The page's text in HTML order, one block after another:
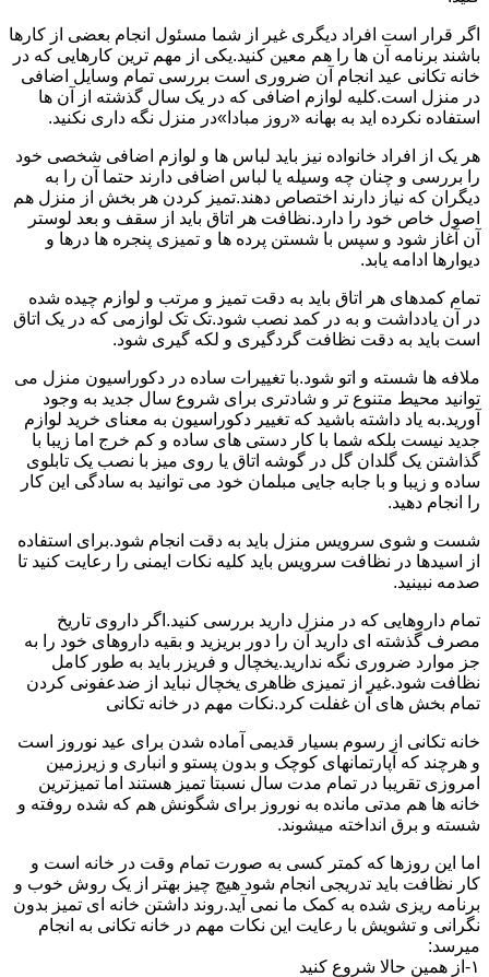
اگر قرار است افراد دیگری غیر از شما مسئول انجام بعضی از کارها
باشند برنامه آن ها را هم معین کنید.یکی از مهم ترین کارهایی که در
خانه تکانی عید انجام آن ضروری است بررسی تمام وسایل اضافی
در منزل است.کلیه لوازم اضافی که در یک سال گذشته از آن ها
استفاده نکرده اید به بهانه «روز مبادا»در منزل نگه داری نکنید.
هر یک از افراد خانواده نیز باید لباس ها و لوازم اضافی شخصی خود
را بررسی و چنان چه وسیله یا لباس اضافی دارند حتما آن را به
دیگران که نیاز دارند اختصاص دهند.تمیز کردن هر بخش از منزل هم
اصول خاص خود را دارد.نظافت هر اتاق باید از سقف و بعد لوستر
آن آغاز شود و سپس با شستن پرده ها و تمیزی پنجره ها درها و
دیوارها ادامه یابد.
تمام کمدهای هر اتاق باید به دقت تمیز و مرتب و لوازم چیده شده
در آن یادداشت و به در کمد نصب شود.تک تک لوازمی که در یک اتاق
است باید به دقت نظافت گردگیری و لکه گیری شود.
ملافه ها شسته و اتو شود.با تغییرات ساده در دکوراسیون منزل می
توانید محیط متنوع تر و شادتری برای شروع سال جدید به وجود
آورید.به یاد داشته باشید که تغییر دکوراسیون به معنای خرید لوازم
جدید نیست بلکه شما با کار دستی های ساده و کم خرج اما زیبا با
گذاشتن یک گلدان گل در گوشه اتاق یا روی میز با نصب یک تابلوی
ساده و زیبا و با جابه جایی مبلمان خود می توانید به سادگی این کار
را انجام دهید.
شست و شوی سرویس منزل باید به دقت انجام شود.برای استفاده
از اسیدها در نظافت سرویس باید کلیه نکات ایمنی را رعایت کنید تا
صدمه نبینید.
تمام داروهایی که در منزل دارید بررسی کنید.اگر داروی تاریخ
مصرف گذشته ای دارید آن را دور بریزید و بقیه داروهای خود را به
جز موارد ضروری نگه ندارید.یخچال و فریزر باید به طور کامل
نظافت شود.غیر از تمیزی ظاهری یخچال نباید از ضدعفونی کردن
تمام بخش های آن غفلت کرد.نکات مهم در خانه تکانی
خانه تکانی از رسوم بسیار قدیمی آماده شدن برای عید نوروز است
و هرچند که آپارتمانهای کوچک و بدون پستو و انباری و زیرزمین
امروزی تقریبا در تمام مدت سال نسبتا تمیز هستند اما تمیزترین
خانه ها هم مدتی مانده به نوروز برای شگونش هم که شده روفته و
شسته و برق انداخته میشوند.
اما این روزها که کمتر کسی به صورت تمام وقت در خانه است و
کار نظافت باید تدریجی انجام شود هیچ چیز بهتر از یک روش خوب و
برنامه ریزی شده به کمک ما نمی آید.روند داشتن خانه ای تمیز بدون
نگرانی و تشویش با رعایت این نکات مهم در خانه تکانی به انجام
میرسد:
۱-از همین حالا شروع کنید